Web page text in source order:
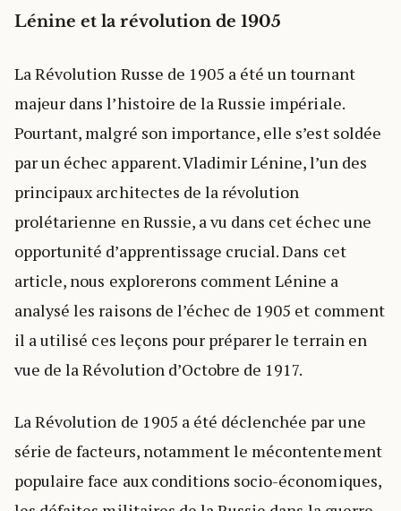
Lénine et la révolution de 1905
La Révolution Russe de 1905 a été un tournant
majeur dans l’histoire de la Russie impériale.
Pourtant, malgré son importance, elle s’est soldée
par un échec apparent. Vladimir Lénine, l’un des
principaux architectes de la révolution
prolétarienne en Russie, a vu dans cet échec une
opportunité d’apprentissage crucial. Dans cet
article, nous explorerons comment Lénine a
analysé les raisons de l’échec de 1905 et comment
il a utilisé ces leçons pour préparer le terrain en
vue de la Révolution d’Octobre de 1917.
La Révolution de 1905 a été déclenchée par une
série de facteurs, notamment le mécontentement
populaire face aux conditions socio-économiques,